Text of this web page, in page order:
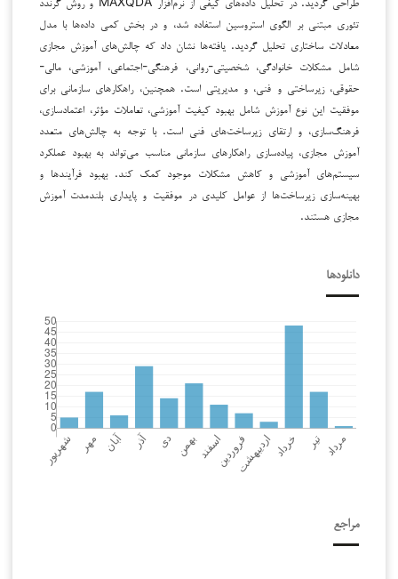
تئوری مبتنی بر الگوی استروسین استفاده شد، و در بخش کمی داده‌ها با مدل
معادلات ساختاری تحلیل گردید. یافته‌ها نشان داد که چالش‌های آموزش مجازی
شامل مشکلات خانوادگی، شخصیتی-روانی، فرهنگی-اجتماعی، آموزشی، مالی-
حقوقی، زیرساختی و فنی، و مدیریتی است. همچنین، راهکارهای سازمانی برای
موفقیت این نوع آموزش شامل بهبود کیفیت آموزشی، تعاملات مؤثر، اعتمادسازی،
فرهنگ‌سازی، و ارتقای زیرساخت‌های فنی است. با توجه به چالش‌های متعدد
آموزش مجازی، پیاده‌سازی راهکارهای سازمانی مناسب می‌تواند به بهبود عملکرد
سیستم‌های آموزشی و کاهش مشکلات موجود کمک کند. بهبود فرآیندها و
بهینه‌سازی زیرساخت‌ها از عوامل کلیدی در موفقیت و پایداری بلندمدت آموزش
مجازی هستند.
دانلودها
مراجع